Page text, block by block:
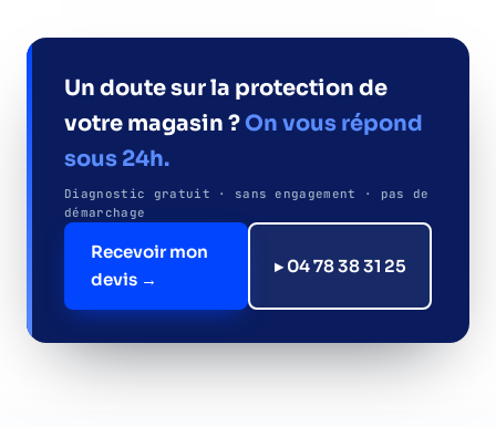
Un doute sur la protection de
votre magasin ?On vous répond
sous 24h.
Diagnostic gratuit · sans engagement · pas de
démarchage
Recevoir mon
devis →
▸ 04 78 38 31 25